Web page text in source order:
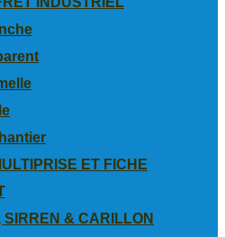
ET FICHE
SIRREN & CARILLON